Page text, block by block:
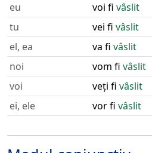
eu voi fi vâslit
tu
vei fi vâslit
el, ea
va fi vâslit
noi
vom fi vâslit
voi
veți fi vâslit
ei, ele
vor fi vâslit